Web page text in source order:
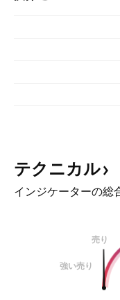
テクニカル
インジケーターの総
売り
強い売り